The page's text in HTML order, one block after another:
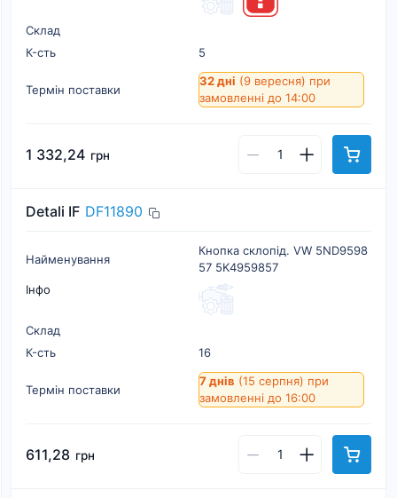
Склад
К-cть
5
Термін поставки
32 дні (9 вересня) при
замовленні до 14:00
1 332,24 грн
Detali IF DF11890
Найменування
Кнопка склопід. VW 5ND9598
57 5K4959857
Інфо
Склад
К-cть
16
Термін поставки
7 днів (15 серпня) при
замовленні до 16:00
611,28 грн